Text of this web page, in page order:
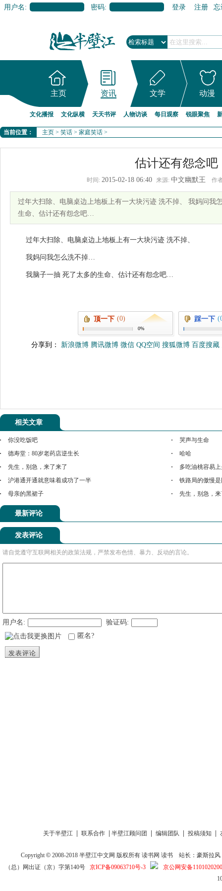
用户名: 密码: 登录 注册 忘
主页 资讯 文学 动漫
文化播报 文化纵横 天天书评 人物访谈 每日观察 锐眼聚焦
当前位置： 主页 > 笑话 > 家庭笑话 >
估计还有怨念吧
时间: 2015-02-18 06:40 来源: 中文幽默王 作
过年大扫除、电脑桌边上地板上有一大块污迹 洗不掉、 我妈问
生命、估计还有怨念吧…
过年大扫除、电脑桌边上地板上有一大块污迹 洗不掉、
我妈问我怎么洗不掉…
我脑子一抽 死了太多的生命、估计还有怨念吧…
顶一下 (0)
0%
踩一下
分享到： 新浪微博 腾讯微博 微信 QQ空间 搜狐微博 百度搜藏
相关文章
你没吃饭吧
哭声与生命
德寿堂：80岁老药店逆生长
哈哈
先生，别急，来了来了
多吃油桃容易
沪港通开通就意味着成功了一半
铁路局的傲慢
母亲的黑裙子
先生，别急，
最新评论
发表评论
请自觉遵守互联网相关的政策法规，严禁发布色情、暴力、反动的言论。
用户名:
验证码:
匿名?
发表评论
关于半壁江 联系合作 半壁江顾问团 编辑团队 投稿须知
Copyright © 2008-2018半壁江中文网 版权所有读书网 读书
站长：豪斯拉风
（总）网出证（京）字第140号 京ICP备09063710号-3
京公网安备